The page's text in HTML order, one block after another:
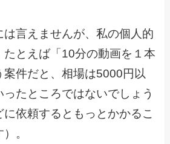
は言えませんが、私の個人的
たとえば「10分の動画を１本
案件だと、相場は5000円以
たところではないでしょう
依頼するともっとかかるこ
。